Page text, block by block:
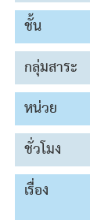
ชั้น
กลุ่มสาระ
หน่วย
ชั่วโมง
เรื่อง